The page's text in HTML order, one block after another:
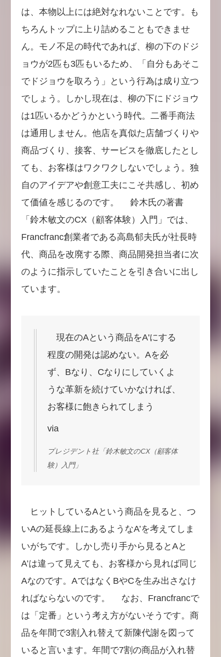
は、本物以上には絶対なれないことです。も
ちろんトップに上り詰めることもできませ
ん。モノ不足の時代であれば、柳の下のドジ
ョウが2匹も3匹もいるため、「自分もあそこ
でドジョウを取ろう」という行為は成り立つ
でしょう。しかし現在は、柳の下にドジョウ
は1匹いるかどうかという時代。二番手商法
は通用しません。他店を真似た店舗づくりや
商品づくり、接客、サービスを徹底したとし
ても、お客様はワクワクしないでしょう。独
自のアイデアや創意工夫にこそ共感し、初め
て価値を感じるのです。 鈴木氏の著書
「鈴木敏文のCX（顧客体験）入門」では、
Francfranc創業者である高島郁夫氏が社長時
代、商品を改廃する際、商品開発担当者に次
のように指示していたことを引き合いに出し
ています。
現在のAという商品をA'にする
程度の開発は認めない。Aを必
ず、Bなり、Cなりにしていくよ
うな革新を続けていかなければ、
お客様に飽きられてしまう
via
プレジデント社「鈴木敏文のCX（顧客体
験）入門」
ヒットしているAという商品を見ると、つ
いAの延長線上にあるようなA’を考えてしま
いがちです。しかし売り手から見るとAと
A’は違って見えても、お客様から見れば同じ
Aなのです。AではなくBやCを生み出さなけ
ればならないのです。 なお、Francfrancで
は「定番」という考え方がないそうです。商
品を年間で3割入れ替えて新陳代謝を図って
いると言います。年間で7割の商品が入れ替